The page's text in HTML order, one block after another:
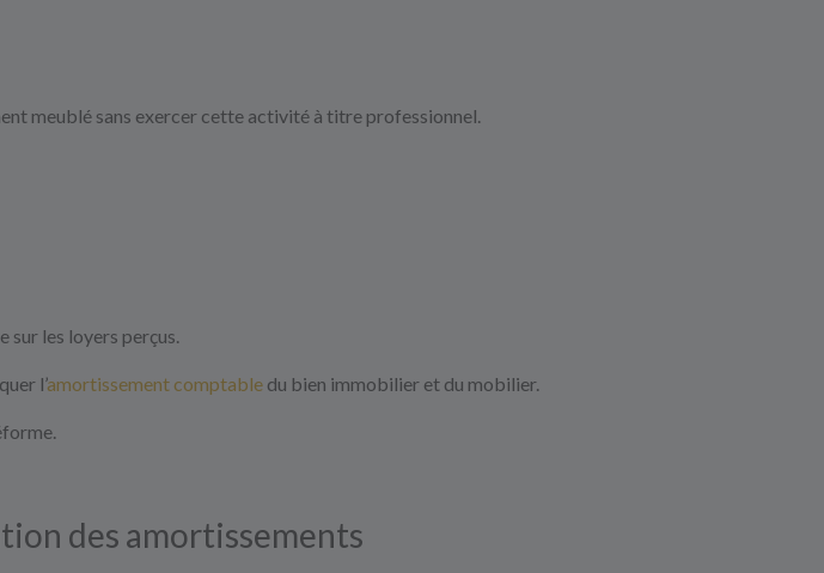
meublé sans exercer cette activité à titre professionnel.
les loyers perçus.
l’amortissement comptable du bien immobilier et du mobilier.
des amortissements